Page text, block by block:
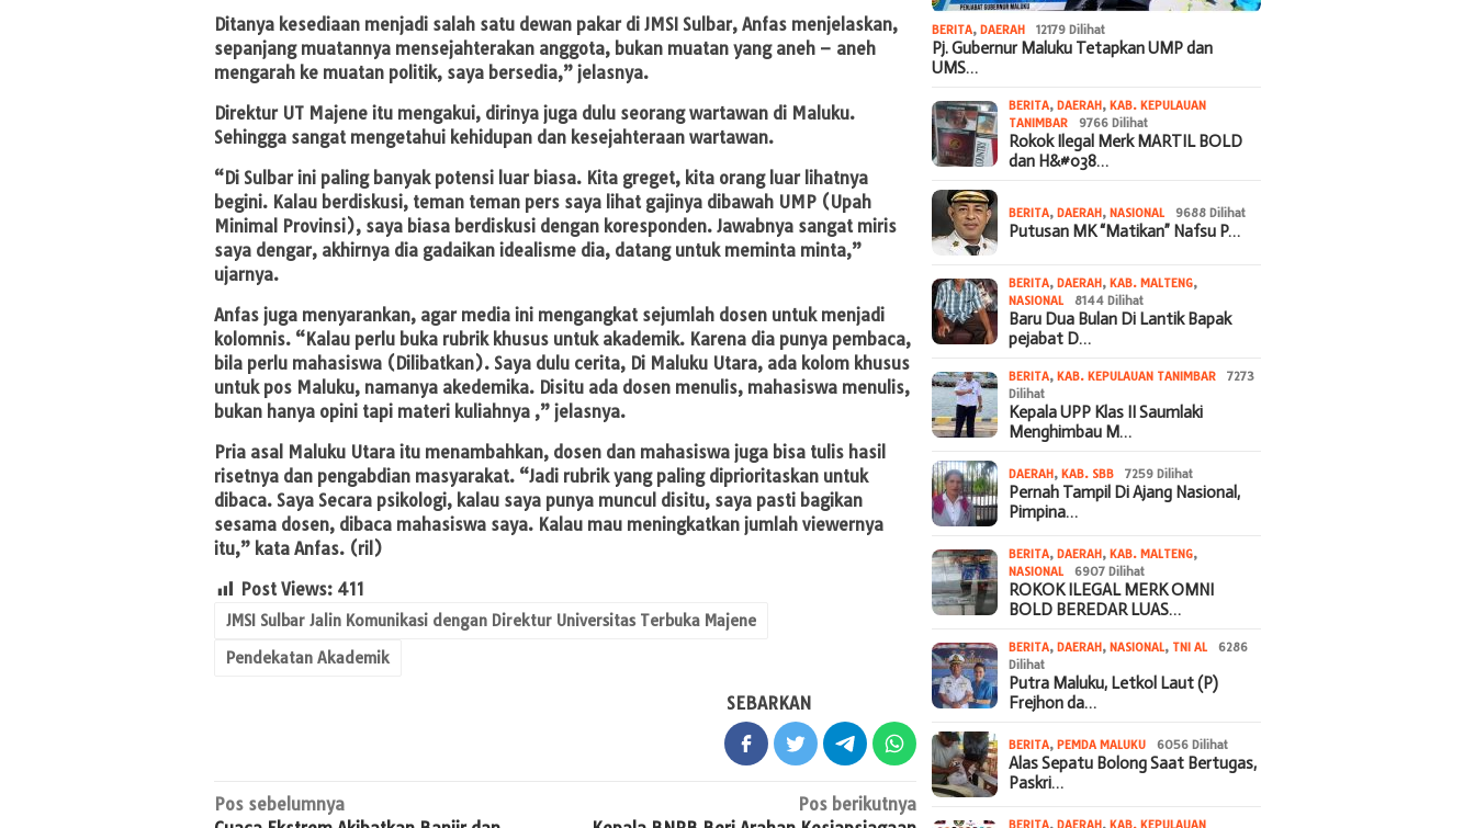
Ditanya kesediaan menjadi salah satu dewan pakar di JMSI Sulbar, Anfas menjelaskan,
sepanjang muatannya mensejahterakan anggota, bukan muatan yang aneh – aneh
mengarah ke muatan politik, saya bersedia,” jelasnya.
Direktur UT Majene itu mengakui, dirinya juga dulu seorang wartawan di Maluku.
Sehingga sangat mengetahui kehidupan dan kesejahteraan wartawan.
“Di Sulbar ini paling banyak potensi luar biasa. Kita greget, kita orang luar lihatnya
begini. Kalau berdiskusi, teman teman pers saya lihat gajinya dibawah UMP (Upah
Minimal Provinsi), saya biasa berdiskusi dengan koresponden. Jawabnya sangat miris
saya dengar, akhirnya dia gadaikan idealisme dia, datang untuk meminta minta,”
ujarnya.
Anfas juga menyarankan, agar media ini mengangkat sejumlah dosen untuk menjadi
kolomnis. “Kalau perlu buka rubrik khusus untuk akademik. Karena dia punya pembaca,
bila perlu mahasiswa (Dilibatkan). Saya dulu cerita, Di Maluku Utara, ada kolom khusus
untuk pos Maluku, namanya akedemika. Disitu ada dosen menulis, mahasiswa menulis,
bukan hanya opini tapi materi kuliahnya ,” jelasnya.
Pria asal Maluku Utara itu menambahkan, dosen dan mahasiswa juga bisa tulis hasil
risetnya dan pengabdian masyarakat. “Jadi rubrik yang paling diprioritaskan untuk
dibaca. Saya Secara psikologi, kalau saya punya muncul disitu, saya pasti bagikan
sesama dosen, dibaca mahasiswa saya. Kalau mau meningkatkan jumlah viewernya
itu,” kata Anfas. (ril)
Post Views: 411
JMSI Sulbar Jalin Komunikasi dengan Direktur Universitas Terbuka Majene
Pendekatan Akademik
SEBARKAN
Navigasi
Pos sebelumnya
Pos berikutnya
BERITA,DAERAH 12179 Dilihat
Pj. Gubernur Maluku Tetapkan UMP dan
UMS…
BERITA,DAERAH,KAB. KEPULAUAN
TANIMBAR
9766 Dilihat
Rokok Ilegal Merk MARTIL BOLD
dan H&#038…
BERITA,DAERAH,NASIONAL 9688 Dilihat
Putusan MK “Matikan” Nafsu P…
BERITA,DAERAH,KAB. MALTENG,
NASIONAL
8144 Dilihat
Baru Dua Bulan Di Lantik Bapak
pejabat D…
BERITA,KAB. KEPULAUAN TANIMBAR
7273
Dilihat
Kepala UPP Klas II Saumlaki
Menghimbau M…
DAERAH,KAB. SBB 7259 Dilihat
Pernah Tampil Di Ajang Nasional,
Pimpina…
BERITA,DAERAH,KAB. MALTENG,
NASIONAL
6907 Dilihat
ROKOK ILEGAL MERK OMNI
BOLD BEREDAR LUAS…
BERITA,DAERAH,NASIONAL, TNI AL
6286
Dilihat
Putra Maluku, Letkol Laut (P)
Frejhon da…
BERITA,PEMDA MALUKU 6056 Dilihat
Alas Sepatu Bolong Saat Bertugas,
Paskri…
BERITA,DAERAH,KAB. KEPULAUAN